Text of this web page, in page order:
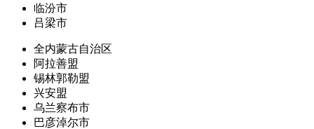
临汾市
吕梁市
全内蒙古自治区
阿拉善盟
锡林郭勒盟
兴安盟
乌兰察布市
巴彦淖尔市